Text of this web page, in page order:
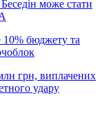
може стати
бюджету та
грн, виплачених
удару